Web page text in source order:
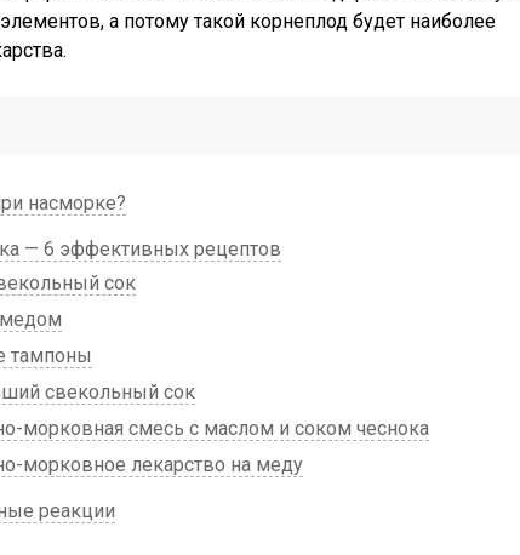
а потому такой корнеплод будет наиболее
насморке?
— 6 эффективных рецептов
сок
тампоны
свекольный сок
морковная смесь с маслом и соком чеснока
морковное лекарство на меду
реакции